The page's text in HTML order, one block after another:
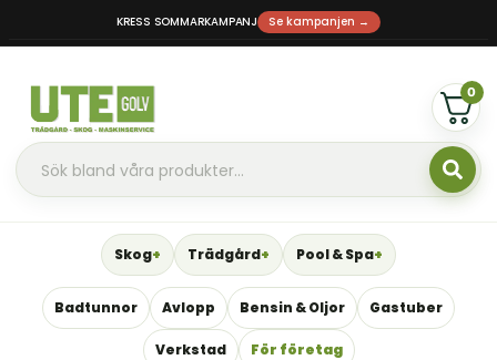
KRESS SOMMARKAMPANJ Se kampanjen →
0
Skog Trädgård Pool & Spa
Badtunnor Avlopp Bensin & Oljor Gastuber
Verkstad För företag